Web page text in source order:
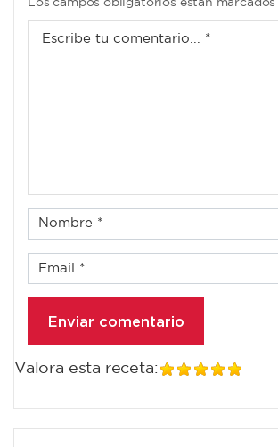
Los campos obligatorios están marcados
Valora esta receta: